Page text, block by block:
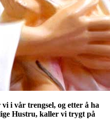
i vår trengsel, og etter å ha
Hustru, kaller vi trygt på